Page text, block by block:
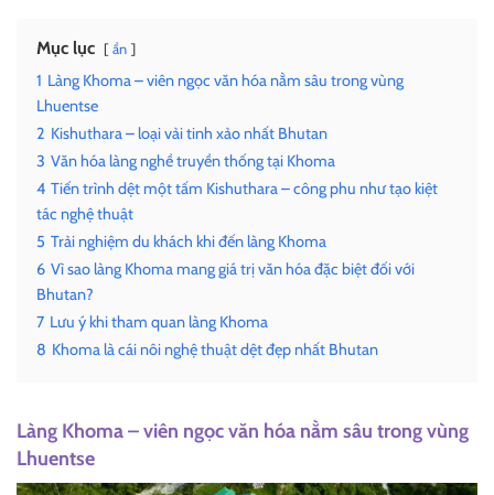
Mục lục ẩn
1 Làng Khoma – viên ngọc văn hóa nằm sâu trong vùng
Lhuentse
2 Kishuthara – loại vải tinh xảo nhất Bhutan
3 Văn hóa làng nghề truyền thống tại Khoma
4 Tiến trình dệt một tấm Kishuthara – công phu như tạo kiệt
tác nghệ thuật
5 Trải nghiệm du khách khi đến làng Khoma
6 Vì sao làng Khoma mang giá trị văn hóa đặc biệt đối với
Bhutan?
7 Lưu ý khi tham quan làng Khoma
8 Khoma là cái nôi nghệ thuật dệt đẹp nhất Bhutan
Làng Khoma – viên ngọc văn hóa nằm sâu trong vùng
Lhuentse